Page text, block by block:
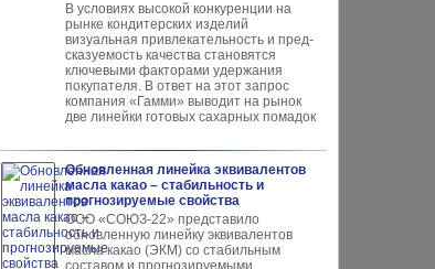
В условиях высокой кон­куренции на
рынке конди­терских изделий
визуальная привлекательность и пред­
сказуемость качества ста­новятся
ключевыми факто­рами удержания
покупателя. В ответ на этот запрос
компания «Гамми» выводит на рынок
две линейки готовых сахарных помадок
Обновленная линейка эквивалентов
масла какао – стабильность и
прогнозируемые свойства
ООО «СОЮЗ-22» представило
обновлен­ную линейку эквивалентов
масла ка­као (ЭКМ) со стабильным
составом и прогнозируемыми